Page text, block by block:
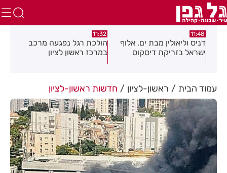
11:48
דניס וליאולין מבת ים, אלוף
ישראל בזריקת דיסקוס
11:32
הולכת רגל נפגעה מרכב
במרכז ראשון לציון
עמוד הבית ראשון-לציון חדשות ראשון-לציון